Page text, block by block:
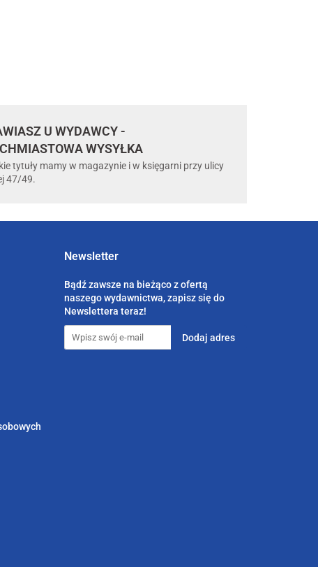
U WYDAWCY -
WYSYŁKA
tytuły mamy w magazynie i w księgarni przy ulicy
47/49.
Newsletter
Bądź zawsze na bieżąco z ofertą
naszego wydawnictwa, zapisz się do
Newslettera teraz!